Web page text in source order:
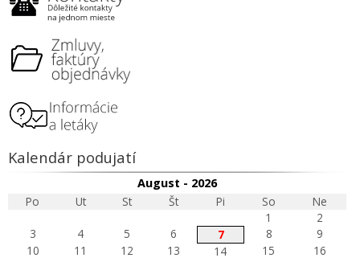
Kalendár podujatí
August - 2026
Po
Ut St Št Pi So
Ne
1
2
3
4 5 6 7 8
9
10
11 12 13 14 15
16